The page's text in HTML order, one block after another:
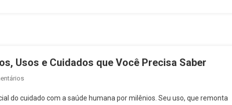
Usos e Cuidados que Você Precisa Saber
Em
Medicinais
do cuidado com a saúde humana por milênios. Seu uso, que remonta